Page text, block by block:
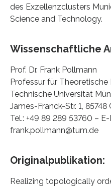
des Exzellenzclusters
Science and Technology.
Wissenschaftliche
Prof. Dr. Frank Pollmann
Professur für
Technische Universität
James-Franck-Str. 1, 85748
Tel.: +49 89 289 53760 – E-
frank.pollmann@tum.de
Originalpublikation:
Realizing topologically